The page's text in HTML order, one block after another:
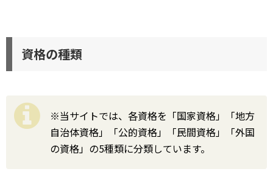
資格の種類
※当サイトでは、各資格を「国家資格」「地方
自治体資格」「公的資格」「民間資格」「外国
の資格」の5種類に分類しています。